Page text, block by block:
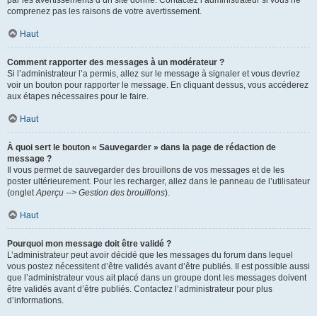
comprenez pas les raisons de votre avertissement.
Haut
Comment rapporter des messages à un modérateur ?
Si l’administrateur l’a permis, allez sur le message à signaler et vous devriez
voir un bouton pour rapporter le message. En cliquant dessus, vous accéderez
aux étapes nécessaires pour le faire.
Haut
À quoi sert le bouton « Sauvegarder » dans la page de rédaction de
message ?
Il vous permet de sauvegarder des brouillons de vos messages et de les
poster ultérieurement. Pour les recharger, allez dans le panneau de l’utilisateur
(ongletAperçu --> Gestion des brouillons).
Haut
Pourquoi mon message doit être validé ?
L’administrateur peut avoir décidé que les messages du forum dans lequel
vous postez nécessitent d’être validés avant d’être publiés. Il est possible aussi
que l’administrateur vous ait placé dans un groupe dont les messages doivent
être validés avant d’être publiés. Contactez l’administrateur pour plus
d’informations.